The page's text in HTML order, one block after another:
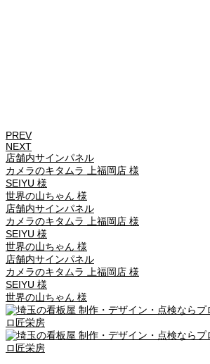
PREV
NEXT
店舗内サインパネル
カメラのキタムラ 上福岡店 様
SEIYU 様
世界の山ちゃん 様
店舗内サインパネル
カメラのキタムラ 上福岡店 様
SEIYU 様
世界の山ちゃん 様
店舗内サインパネル
カメラのキタムラ 上福岡店 様
SEIYU 様
世界の山ちゃん 様